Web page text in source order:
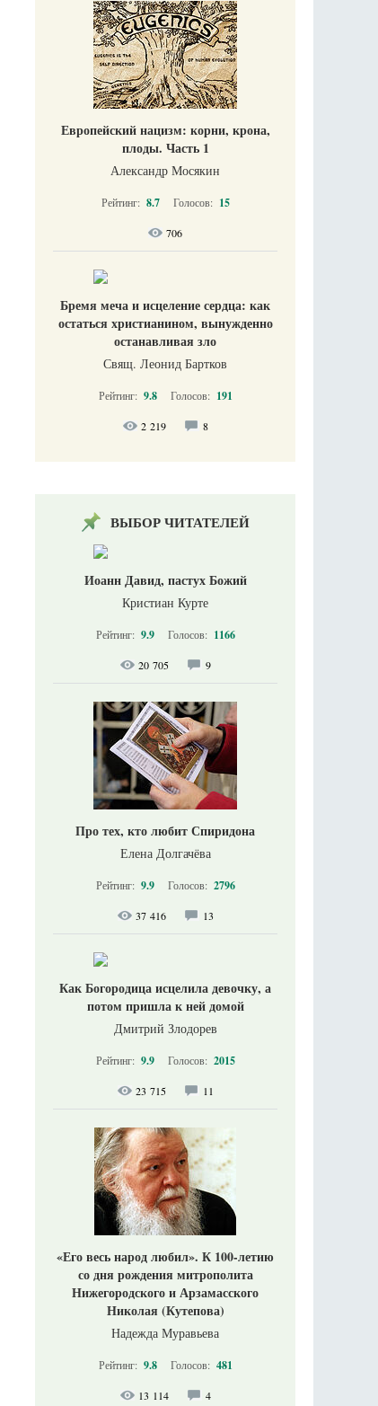
Европейский нацизм: корни, крона,
плоды. Часть 1
Александр Мосякин
Рейтинг: 8.7 Голосов: 15
706
Бремя меча и исцеление сердца: как
остаться христианином, вынужденно
останавливая зло
Свящ. Леонид Бартков
Рейтинг: 9.8 Голосов: 191
2 219 8
ВЫБОР ЧИТАТЕЛЕЙ
Иоанн Давид, пастух Божий
Кристиан Курте
Рейтинг: 9.9 Голосов: 1166
20 705 9
Про тех, кто любит Спиридона
Елена Долгачёва
Рейтинг: 9.9 Голосов: 2796
37 416 13
Как Богородица исцелила девочку, а
потом пришла к ней домой
Дмитрий Злодорев
Рейтинг: 9.9 Голосов: 2015
23 715 11
«Его весь народ любил». К 100-летию
со дня рождения митрополита
Нижегородского и Арзамасского
Николая (Кутепова)
Надежда Муравьева
Рейтинг: 9.8 Голосов: 481
13 114 4